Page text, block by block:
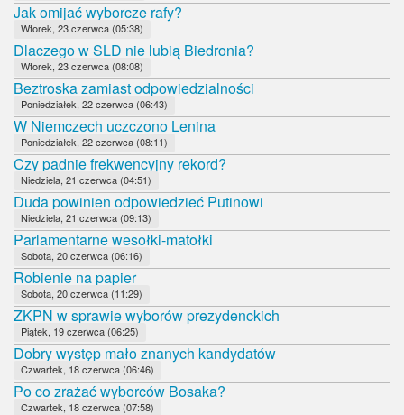
Jak omijać wyborcze rafy?
Wtorek, 23 czerwca (05:38)
Dlaczego w SLD nie lubią Biedronia?
Wtorek, 23 czerwca (08:08)
Beztroska zamiast odpowiedzialności
Poniedziałek, 22 czerwca (06:43)
W Niemczech uczczono Lenina
Poniedziałek, 22 czerwca (08:11)
Czy padnie frekwencyjny rekord?
Niedziela, 21 czerwca (04:51)
Duda powinien odpowiedzieć Putinowi
Niedziela, 21 czerwca (09:13)
Parlamentarne wesołki-matołki
Sobota, 20 czerwca (06:16)
Robienie na papier
Sobota, 20 czerwca (11:29)
ZKPN w sprawie wyborów prezydenckich
Piątek, 19 czerwca (06:25)
Dobry występ mało znanych kandydatów
Czwartek, 18 czerwca (06:46)
Po co zrażać wyborców Bosaka?
Czwartek, 18 czerwca (07:58)